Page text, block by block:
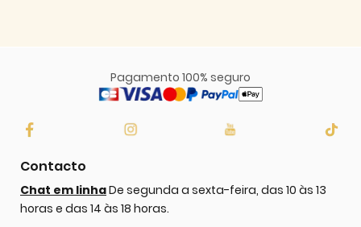
Pagamento 100% seguro
Contacto
Chat em linhaDe segunda a sexta-feira, das 10 às 13
horas e das 14 às 18 horas.